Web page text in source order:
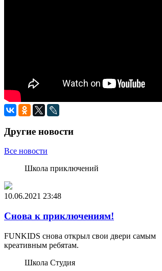
Другие новости
Все новости
Школа приключений
10.06.2021 23:48
Снова к приключениям!
FUNKIDS снова открыл свои двери самым
креативным ребятам.
Школа Студия